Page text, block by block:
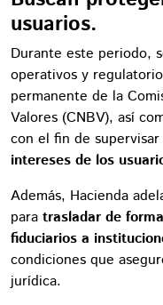
usuarios.
Durante este periodo,
operativos y
permanente de la
Valores (CNBV), así
con el fin de
intereses de los
Además, Hacienda
para trasladar de
fiduciarios a
condiciones que
jurídica.